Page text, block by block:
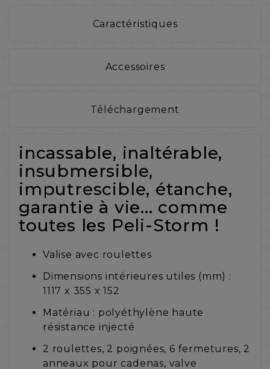
Caractéristiques
Accessoires
Téléchargement
incassable, inaltérable,
insubmersible,
imputrescible, étanche,
garantie à vie... comme
toutes les Peli-Storm !
Valise avec roulettes
Dimensions intérieures utiles (mm) :
1117 x 355 x 152
Matériau : polyéthylène haute
résistance injecté
2 roulettes, 2 poignées, 6 fermetures, 2
anneaux pour cadenas, valve